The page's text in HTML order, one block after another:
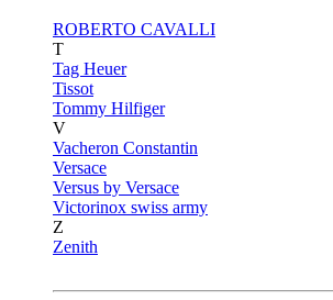
ROBERTO CAVALLI
T
Tag Heuer
Tissot
Tommy Hilfiger
V
Vacheron Constantin
Versace
Versus by Versace
Victorinox swiss army
Z
Zenith